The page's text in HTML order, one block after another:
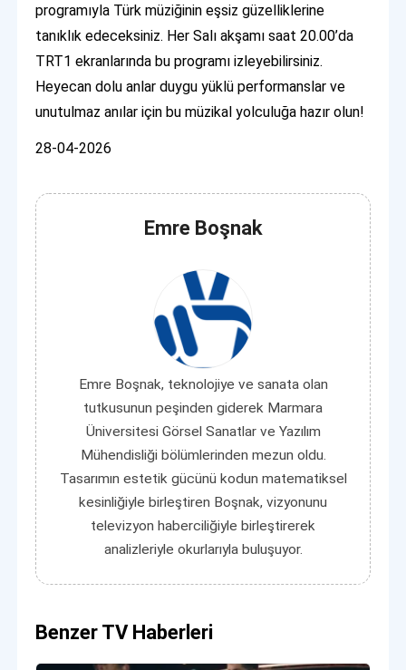
programıyla Türk müziğinin eşsiz güzelliklerine
tanıklık edeceksiniz. Her Salı akşamı saat 20.00’da
TRT1 ekranlarında bu programı izleyebilirsiniz.
Heyecan dolu anlar duygu yüklü performanslar ve
unutulmaz anılar için bu müzikal yolculuğa hazır olun!
28-04-2026
Emre Boşnak
Emre Boşnak, teknolojiye ve sanata olan
tutkusunun peşinden giderek Marmara
Üniversitesi Görsel Sanatlar ve Yazılım
Mühendisliği bölümlerinden mezun oldu.
Tasarımın estetik gücünü kodun matematiksel
kesinliğiyle birleştiren Boşnak, vizyonunu
televizyon haberciliğiyle birleştirerek
analizleriyle okurlarıyla buluşuyor.
Benzer TV Haberleri